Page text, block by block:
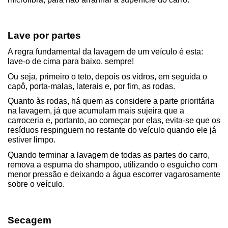
Lave por partes
A regra fundamental da lavagem de um veículo é esta:
lave-o de cima para baixo, sempre!
Ou seja, primeiro o teto, depois os vidros, em seguida o
capô, porta-malas, laterais e, por fim, as rodas.
Quanto às rodas, há quem as considere a parte prioritária
na lavagem, já que acumulam mais sujeira que a
carroceria e, portanto, ao começar por elas, evita-se que os
resíduos respinguem no restante do veículo quando ele já
estiver limpo.
Quando terminar a lavagem de todas as partes do carro,
remova a espuma do shampoo, utilizando o esguicho com
menor pressão e deixando a água escorrer vagarosamente
sobre o veículo.
Secagem